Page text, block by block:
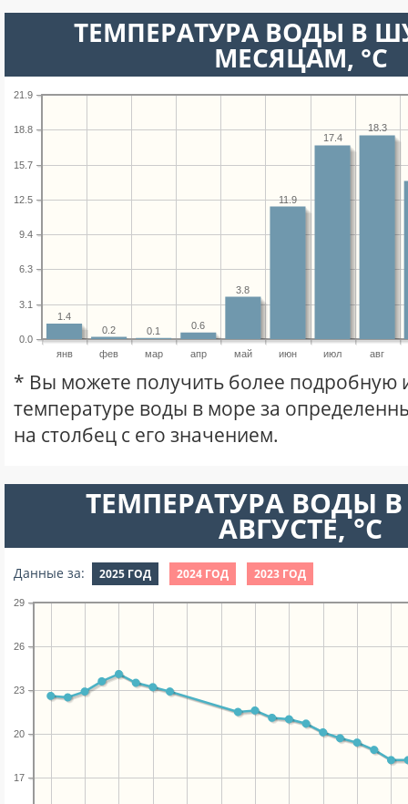
ТЕМПЕРАТУРА ВОДЫ В
МЕСЯЦАМ, °C
янв фев мар апр май июн июл авг
0.0
3.1
6.3
9.4
12.5
15.7
18.8
21.9
18.3
17.4
11.9
3.8
0.6
0.1
0.2
1.4
* Вы можете получить более
температуре воды в море за
на столбец с его значением.
ТЕМПЕРАТУРА ВОДЫ
АВГУСТЕ, °C
Данные за: 2025 ГОД 2024 ГОД 2023 ГОД
17
20
23
26
29